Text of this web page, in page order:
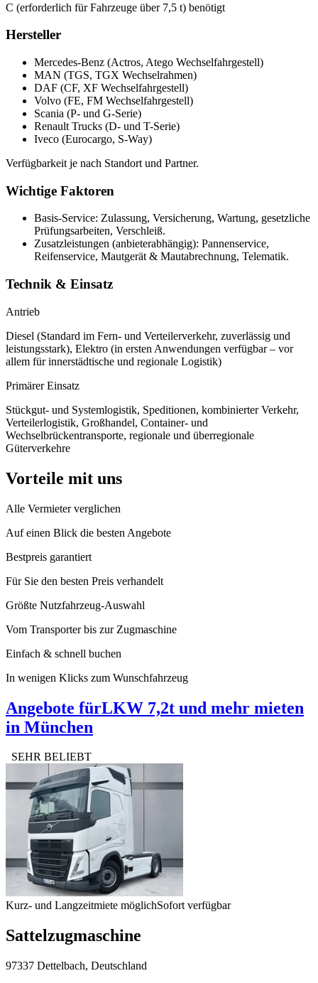
C (erforderlich für Fahrzeuge über 7,5 t) benötigt
Hersteller
Mercedes-Benz (Actros, Atego Wechselfahrgestell)
MAN (TGS, TGX Wechselrahmen)
DAF (CF, XF Wechselfahrgestell)
Volvo (FE, FM Wechselfahrgestell)
Scania (P- und G-Serie)
Renault Trucks (D- und T-Serie)
Iveco (Eurocargo, S-Way)
Verfügbarkeit je nach Standort und Partner.
Wichtige Faktoren
Basis-Service: Zulassung, Versicherung, Wartung, gesetzliche
Prüfungsarbeiten, Verschleiß.
Zusatzleistungen (anbieterabhängig): Pannenservice,
Reifenservice, Mautgerät & Mautabrechnung, Telematik.
Technik & Einsatz
Antrieb
Diesel (Standard im Fern- und Verteilerverkehr, zuverlässig und
leistungsstark), Elektro (in ersten Anwendungen verfügbar – vor
allem für innerstädtische und regionale Logistik)
Primärer Einsatz
Stückgut- und Systemlogistik, Speditionen, kombinierter Verkehr,
Verteilerlogistik, Großhandel, Container- und
Wechselbrückentransporte, regionale und überregionale
Güterverkehre
Vorteile mit uns
Alle Vermieter verglichen
Auf einen Blick die besten Angebote
Bestpreis garantiert
Für Sie den besten Preis verhandelt
Größte Nutzfahrzeug-Auswahl
Vom Transporter bis zur Zugmaschine
Einfach & schnell buchen
In wenigen Klicks zum Wunschfahrzeug
Angebote fürLKW 7,2t und mehr mieten
in München
SEHR BELIEBT
Kurz- und Langzeitmiete möglichSofort verfügbar
Sattelzugmaschine
97337 Dettelbach, Deutschland